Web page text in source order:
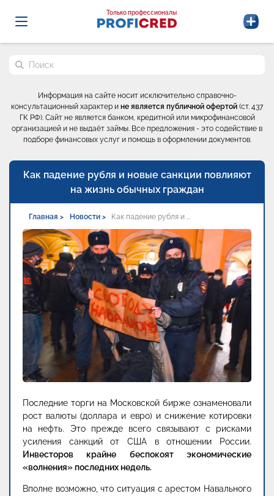
Probrokery - Только профессионалы
Только профессионалы
Поиск по сайту
Информация на сайте носит исключительно справочно-
консультационный характер и не является публичной офертой (ст. 437
ГК РФ). Сайт не является банком, кредитной или микрофинансовой
организацией и не выдаёт займы. Все предложения - это содействие в
подборе финансовых услуг и помощь в оформлении документов.
Как падение рубля и новые санкции повлияют
на жизнь обычных граждан
Главная > Новости > Как падение рубля и …
Последние торги на Московской бирже ознаменовали
рост валюты (доллара и евро) и снижение котировки
на нефть. Это прежде всего связывают с рисками
усиления санкций от США в отношении России.
Инвесторов крайне беспокоят экономические
«волнения» последних недель.
Вполне возможно, что ситуация с арестом Навального